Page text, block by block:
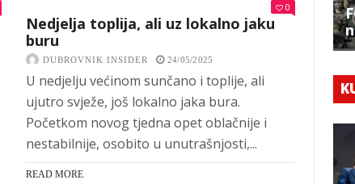
0
Nedjelja toplija, ali uz lokalno jaku
buru
DUBROVNIK INSIDER 24/05/2025
U nedjelju većinom sunčano i toplije, ali
ujutro svježe, još lokalno jaka bura.
Početkom novog tjedna opet oblačnije i
nestabilnije, osobito u unutrašnjosti,...
READ MORE